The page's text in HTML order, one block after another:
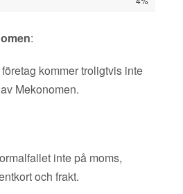
:
kommer troligtvis inte
Mekonomen.
inte på moms,
och frakt.